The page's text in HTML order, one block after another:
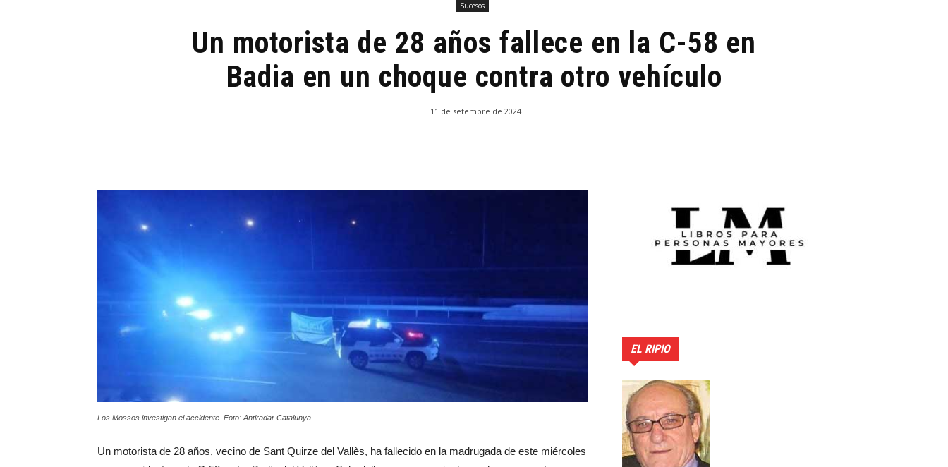
Sucesos
Un motorista de 28 años fallece en la C-58 en
Badia en un choque contra otro vehículo
11 de setembre de 2024
Los Mossos investigan el accidente. Foto: Antiradar Catalunya
Un motorista de 28 años, vecino de Sant Quirze del Vallès, ha fallecido en la madrugada de este miércoles
EL RIPIO